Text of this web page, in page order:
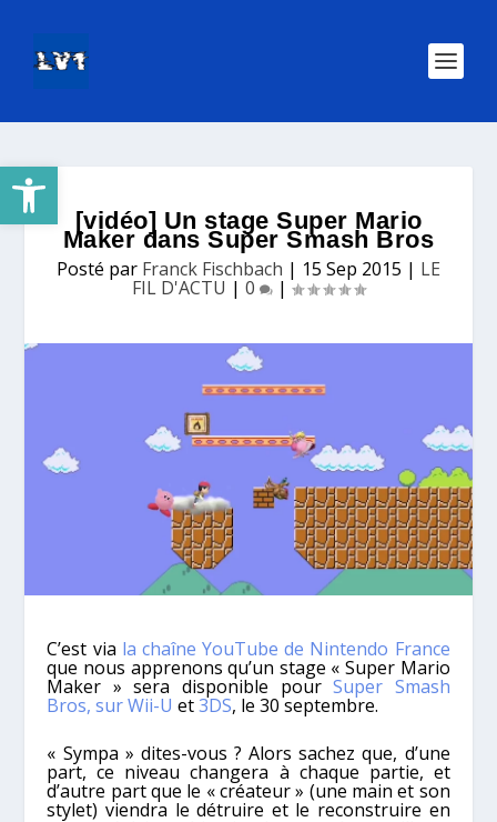
Ouvrir la barre d’outils
[vidéo] Un stage Super Mario
Maker dans Super Smash Bros
Posté par Franck Fischbach | 15 Sep 2015 | LE
FIL D'ACTU | 0 |
C’est via la chaîne YouTube de Nintendo France
que nous apprenons qu’un stage « Super Mario
Maker » sera disponible pourSuper Smash
Bros, sur Wii-U et3DS, le 30 septembre.
« Sympa » dites-vous ? Alors sachez que, d’une
part, ce niveau changera à chaque partie, et
d’autre part que le « créateur » (une main et son
stylet) viendra le détruire et le reconstruire en